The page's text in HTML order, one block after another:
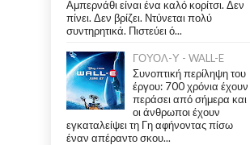
Αμπερνάθι είναι ένα καλό κορίτσι. Δεν
πίνει. Δεν βρίζει. Ντύνεται πολύ
συντηρητικά. Πιστεύει ό...
ΓΟΥΟΛ-Υ - WALL-E
Συνοπτική περίληψη του
έργου: 700 χρόνια έχουν
περάσει από σήμερα και
οι άνθρωποι έχουν
εγκαταλείψει τη Γη αφήνοντας πίσω
έναν απέραντο σκου...